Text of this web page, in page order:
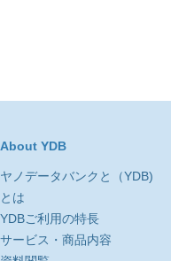
About YDB
ヤノデータバンクと（YDB)
とは
YDBご利用の特長
サービス・商品内容